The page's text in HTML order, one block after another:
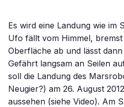
Es wird eine Landung wie im
Ufo fällt vom Himmel,
Oberfläche ab und lässt
Gefährt langsam an Seilen
soll die Landung des
Neugier?) am 26. August
aussehen (siehe Video). Am